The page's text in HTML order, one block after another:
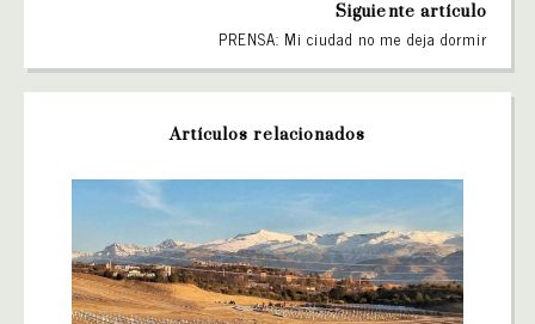
Siguiente artículo
PRENSA: Mi ciudad no me deja dormir
Artículos relacionados